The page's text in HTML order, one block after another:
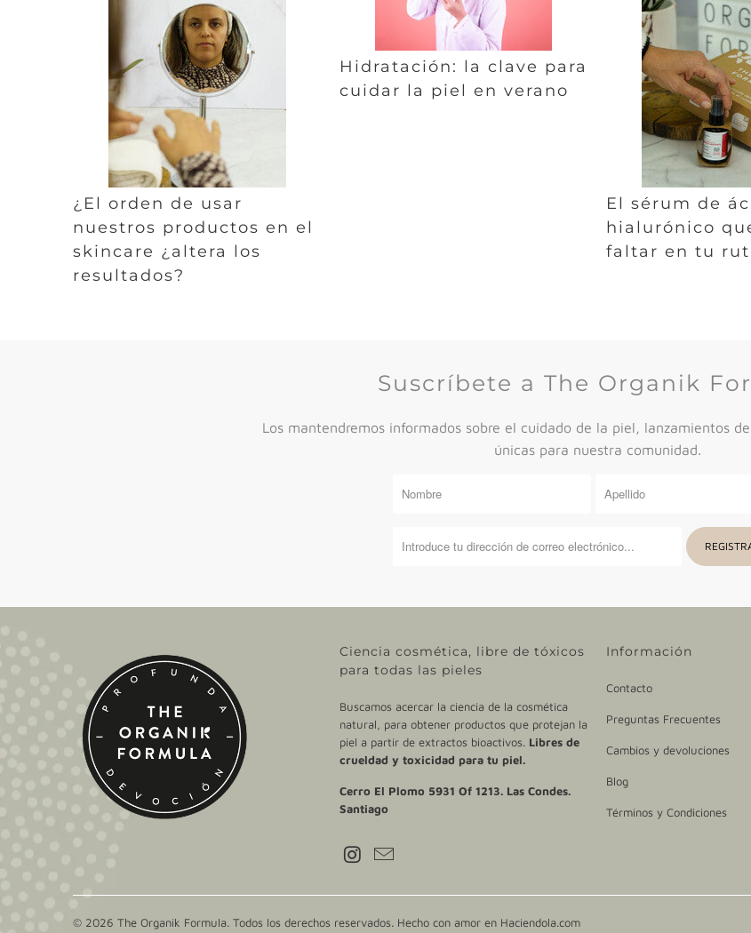
¿El orden de usar
nuestros productos en el
skincare ¿altera los
resultados?
Hidratación: la clave para
cuidar la piel en verano
El sérum de
hialurónico
faltar en tu
Suscríbete a The Organik
Los mantendremos informados sobre el cuidado de la piel, lanzamientos
únicas para nuestra comunidad.
Ciencia cosmética, libre de tóxicos
para todas las pieles
Buscamos acercar la ciencia de la cosmética
natural, para obtener productos que protejan la
piel a partir de extractos bioactivos. Libres de
crueldad y toxicidad para tu piel.
Cerro El Plomo 5931 Of 1213. Las Condes.
Santiago
Información
Contacto
Preguntas Frecuentes
Cambios y devoluciones
Blog
Términos y Condiciones
© 2026 The Organik Formula. Todos los derechos reservados. Hecho con amor en Haciendola.com